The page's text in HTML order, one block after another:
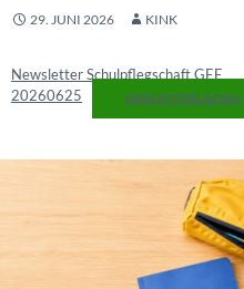
29. JUNI 2026 KINK
Newsletter Schulpflegschaft GEE
20260625
HERUNTERLADEN